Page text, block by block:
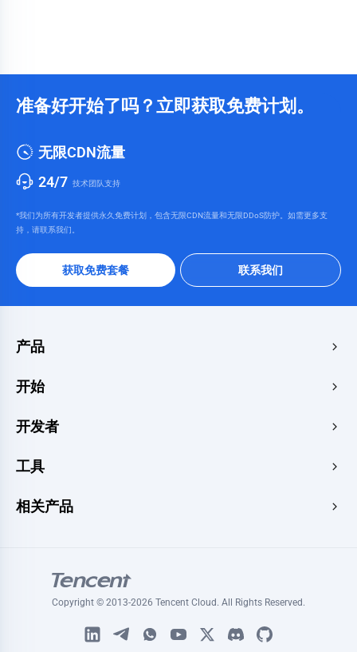
准备好开始了吗？立即获取免费计划。
无限CDN流量
24/7 技术团队支持
*我们为所有开发者提供永久免费计划，包含无限CDN流量和无限DDoS防护。如需更多支
持，请联系我们。
获取免费套餐 联系我们
产品
边缘加速与安全
边缘函数
开始
价格中心
控制台
开发者
文档
博客
工具
网站速度测试
HLS播放器
延迟测试
SSL 证书检查器
相关产品
腾讯会议国际版
Copyright © 2013-2026 Tencent Cloud. All Rights Reserved.